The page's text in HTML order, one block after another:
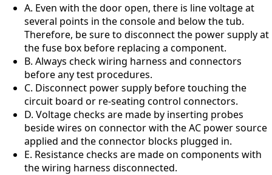
A. Even with the door open, there is line voltage at
several points in the console and below the tub.
Therefore, be sure to disconnect the power supply at
the fuse box before replacing a component.
B. Always check wiring harness and connectors
before any test procedures.
C. Disconnect power supply before touching the
circuit board or re-seating control connectors.
D. Voltage checks are made by inserting probes
beside wires on connector with the AC power source
applied and the connector blocks plugged in.
E. Resistance checks are made on components with
the wiring harness disconnected.